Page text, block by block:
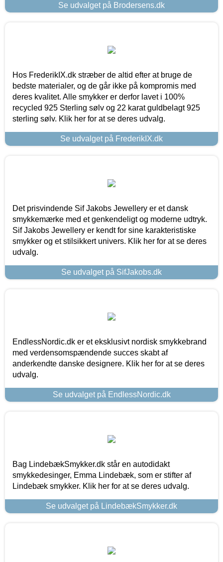
Se udvalget på Brodersens.dk
Hos FrederikIX.dk stræber de altid efter at bruge de
bedste materialer, og de går ikke på kompromis med
deres kvalitet. Alle smykker er derfor lavet i 100%
recycled 925 Sterling sølv og 22 karat guldbelagt 925
sterling sølv. Klik her for at se deres udvalg.
Se udvalget på FrederikIX.dk
Det prisvindende Sif Jakobs Jewellery er et dansk
smykkemærke med et genkendeligt og moderne udtryk.
Sif Jakobs Jewellery er kendt for sine karakteristiske
smykker og et stilsikkert univers. Klik her for at se deres
udvalg.
Se udvalget på SifJakobs.dk
EndlessNordic.dk er et eksklusivt nordisk smykkebrand
med verdensomspændende succes skabt af
anderkendte danske designere. Klik her for at se deres
udvalg.
Se udvalget på EndlessNordic.dk
Bag LindebækSmykker.dk står en autodidakt
smykkedesinger, Emma Lindebæk, som er stifter af
Lindebæk smykker. Klik her for at se deres udvalg.
Se udvalget på LindebækSmykker.dk